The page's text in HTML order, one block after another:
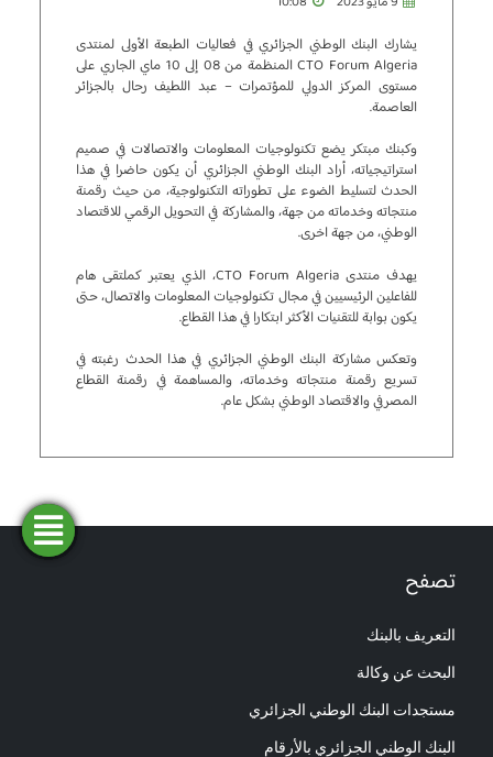
يشارك البنك الوطني الجزائري في فعاليات الطبعة الأولى لمنتدى
CTO Forum Algeria المنظمة من 08 إلى 10 ماي الجاري على
مستوى المركز الدولي للمؤتمرات – عبد اللطيف رحال بالجزائر
العاصمة.
وكبنك مبتكر يضع تكنولوجيات المعلومات والاتصالات في صميم
استراتيجياته، أراد البنك الوطني الجزائري أن يكون حاضرا في هذا
الحدث لتسليط الضوء على تطوراته التكنولوجية، من حيث رقمنة
منتجاته وخدماته من جهة، والمشاركة في التحويل الرقمي للاقتصاد
الوطني، من جهة اخرى.
يهدف منتدى CTO Forum Algeria، الذي يعتبر كملتقى هام
للفاعلين الرئيسيين في مجال تكنولوجيات المعلومات والاتصال، حتى
يكون بوابة للتقنيات الأكثر ابتكارا في هذا القطاع.
وتعكس مشاركة البنك الوطني الجزائري في هذا الحدث رغبته في
تسريع رقمنة منتجاته وخدماته، والمساهمة في رقمنة القطاع
المصرفي والاقتصاد الوطني بشكل عام.
تصفح
التعريف بالبنك
البحث عن وكالة
مستجدات البنك الوطني الجزائري
البنك الوطني الجزائري بالأرقام
ابحث
عن وكالة
طلب
تمويل
المحاكاة
فتح
حساب